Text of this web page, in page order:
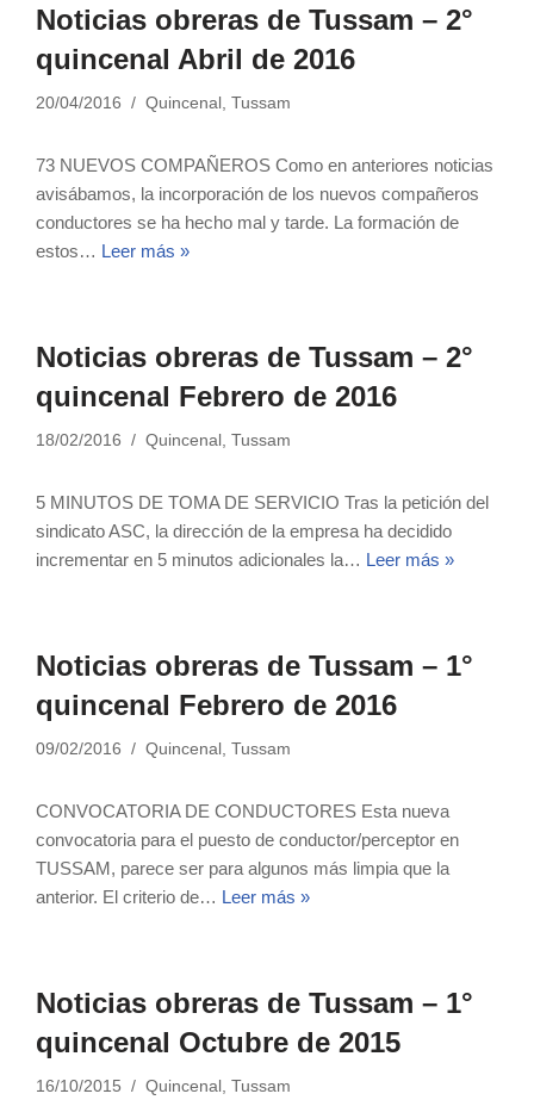
Noticias obreras de Tussam – 2°
quincenal Abril de 2016
20/04/2016 Quincenal , Tussam
73 NUEVOS COMPAÑEROS Como en anteriores noticias
avisábamos, la incorporación de los nuevos compañeros
conductores se ha hecho mal y tarde. La formación de
estos… Leer más »
Noticias obreras de Tussam – 2°
quincenal Febrero de 2016
18/02/2016 Quincenal , Tussam
5 MINUTOS DE TOMA DE SERVICIO Tras la petición del
sindicato ASC, la dirección de la empresa ha decidido
incrementar en 5 minutos adicionales la… Leer más »
Noticias obreras de Tussam – 1°
quincenal Febrero de 2016
09/02/2016 Quincenal , Tussam
CONVOCATORIA DE CONDUCTORES Esta nueva
convocatoria para el puesto de conductor/perceptor en
TUSSAM, parece ser para algunos más limpia que la
anterior. El criterio de… Leer más »
Noticias obreras de Tussam – 1°
quincenal Octubre de 2015
16/10/2015 Quincenal , Tussam